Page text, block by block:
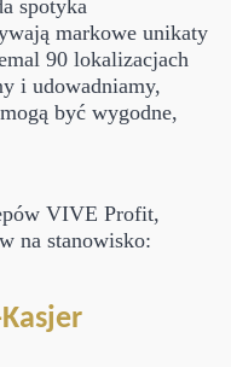
spotyka
markowe unikaty
90 lokalizacjach
i udowadniamy,
być wygodne,
VIVE Profit,
na stanowisko: